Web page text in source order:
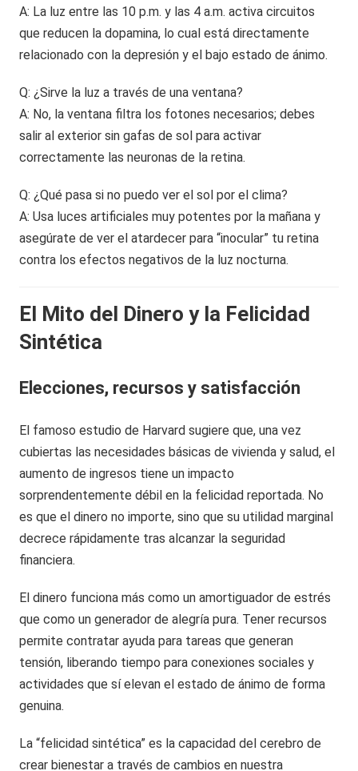
A: La luz entre las 10 p.m. y las 4 a.m. activa circuitos
que reducen la dopamina, lo cual está directamente
relacionado con la depresión y el bajo estado de ánimo.
Q: ¿Sirve la luz a través de una ventana?
A: No, la ventana filtra los fotones necesarios; debes
salir al exterior sin gafas de sol para activar
correctamente las neuronas de la retina.
Q: ¿Qué pasa si no puedo ver el sol por el clima?
A: Usa luces artificiales muy potentes por la mañana y
asegúrate de ver el atardecer para “inocular” tu retina
contra los efectos negativos de la luz nocturna.
El Mito del Dinero y la Felicidad
Sintética
Elecciones, recursos y satisfacción
El famoso estudio de Harvard sugiere que, una vez
cubiertas las necesidades básicas de vivienda y salud, el
aumento de ingresos tiene un impacto
sorprendentemente débil en la felicidad reportada. No
es que el dinero no importe, sino que su utilidad marginal
decrece rápidamente tras alcanzar la seguridad
financiera.
El dinero funciona más como un amortiguador de estrés
que como un generador de alegría pura. Tener recursos
permite contratar ayuda para tareas que generan
tensión, liberando tiempo para conexiones sociales y
actividades que sí elevan el estado de ánimo de forma
genuina.
La “felicidad sintética” es la capacidad del cerebro de
crear bienestar a través de cambios en nuestra